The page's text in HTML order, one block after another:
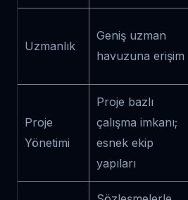
Uzmanlık
Geniş uzman
havuzuna erişim
Proje
Yönetimi
Proje bazlı
çalışma imkanı;
esnek ekip
yapıları